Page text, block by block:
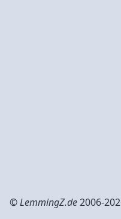
©LemmingZ.de2006-